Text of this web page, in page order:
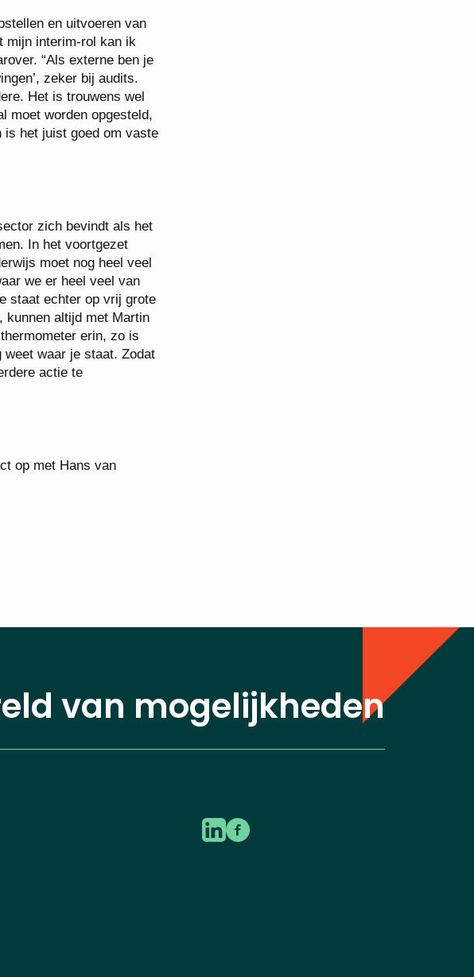
en uitvoeren van
mijn interim-rol kan ik
“Als externe ben je
zeker bij audits.
Het is trouwens wel
moet worden opgesteld,
is het juist goed om vaste
zich bevindt als het
In het voortgezet
moet nog heel veel
we er heel veel van
staat echter op vrij grote
kunnen altijd met Martin
erin, zo is
weet waar je staat. Zodat
actie te
op met Hans van
van mogelijkheden